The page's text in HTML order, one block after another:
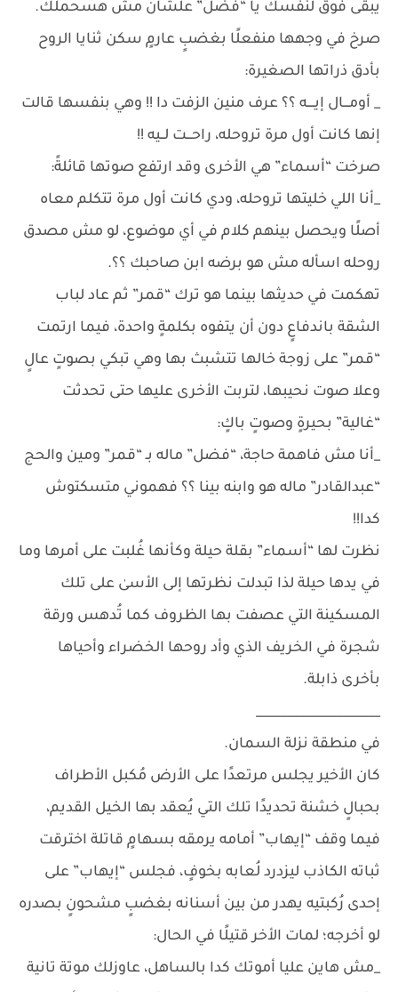
يبقى فوق لنفسك يا “فضل” علشان مش هسحملك.
صرخ في وجهها منفعلًا بغضبٍ عارمٍ سكن ثنايا الروح
بأدق ذراتها الصغيرة:
_ أومـــال إيــــه ؟؟ عرف منين الزفت دا !! وهي بنفسها قالت
إنها كانت أول مرة تروحله، راحـــت لــيه !!
صرخت “أسماء” هي الأخرى وقد ارتفع صوتها قائلةً:
_أنا اللي خليتها تروحله، ودي كانت أول مرة تتكلم معاه
أصلًا ويحصل بينهم كلام في أي موضوع، لو مش مصدق
روحله اسأله مش هو برضه ابن صاحبك ؟؟.
تهكمت في حديثها بينما هو ترك “قمر” ثم عاد لباب
الشقة باندفاعٍ دون أن يتفوه بكلمةٍ واحدة، فيما ارتمت
“قمر” على زوجة خالها تتشبث بها وهي تبكي بصوتٍ عالٍ
وعلا صوت نحيبها، لتربت الأخرى عليها حتى تحدثت
“غالية” بحيرةٍ وصوتٍ باكٍ:
_أنا مش فاهمة حاجة، “فضل” ماله بـ “قمر” ومين والحج
“عبدالقادر” ماله هو وابنه بينا ؟؟ فهموني متسكتوش
كدا!!
نظرت لها “أسماء” بقلة حيلة وكأنها غُلبت على أمرها وما
في يدها حيلة لذا تبدلت نظرتها إلى الأسىٰ على تلك
المسكينة التي عصفت بها الظروف كما تُدهس ورقة
شجرة في الخريف الذي وأد روحها الخضراء وأحياها
بأخرى ذابلة.
____________________
في منطقة نزلة السمان.
كان الأخير يجلس مرتعدًا على الأرض مُكبل الأطراف
بحبالٍ خشنة تحديدًا تلك التي يُعقد بها الخيل القديم،
فيما وقف “إيهاب” أمامه يرمقه بسهامٍ قاتلة اخترقت
ثباته الكاذب ليزدرد لُعابه بخوفٍ، فجلس “إيهاب” على
إحدى رُكبتيه يهدر من بين أسنانه بغضبٍ مشحونٍ بصدره
لو أخرجه؛ لمات الأخر قتيلًا في الحال:
_مش هاين عليا أموتك كدا بالساهل، عاوزلك موتة تانية